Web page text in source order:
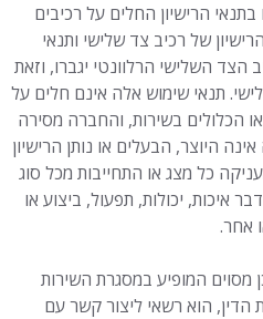
הרישיון החלים על רכיבים
של רכיב צד שלישי ותנאי
הצד השלישי הרלוונטי יגברו, וזאת
תנאי שימוש אלה אינם חלים על
הכלולים בשירות, והחברה מסירה
היוצר, הבעלים או נותן הרישיון
כל מצג או התחייבות מכל סוג
איכות, יכולות, תפעול, ביצוע או
אחר.
מסוים המופיע במסגרת השירות
הדין, הוא רשאי ליצור קשר עם